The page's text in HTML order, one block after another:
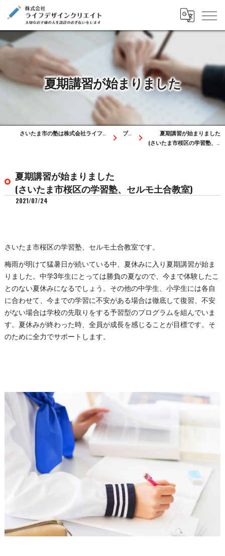
夏期講習が始まりました
ブログ
夏期講習が始まりました
(さいたま市桜区の学習塾、セルモ土合教室)
夏期講習が始まりました
(さいたま市桜区の学習塾、セルモ土合教室)
2021/07/24
さいたま市桜区の学習塾、セルモ土合教室です。
梅雨が明けて猛暑日が続いている中、夏休みに入り夏期講習が始ま
りました。中学3年生にとっては勝負の夏なので、今まで体験したこ
とのない夏休みになるでしょう。その他の中学生、小学生には各自
に合わせて、今までの学習に不安がある場合は徹底して復習、不安
がない場合は学校の先取りをする予習型のプログラムを組んでいま
す。夏休みが終わった時、全員が成長を感じることが目標です。そ
のために全力でサポートします。